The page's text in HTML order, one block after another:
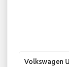
Volkswagen